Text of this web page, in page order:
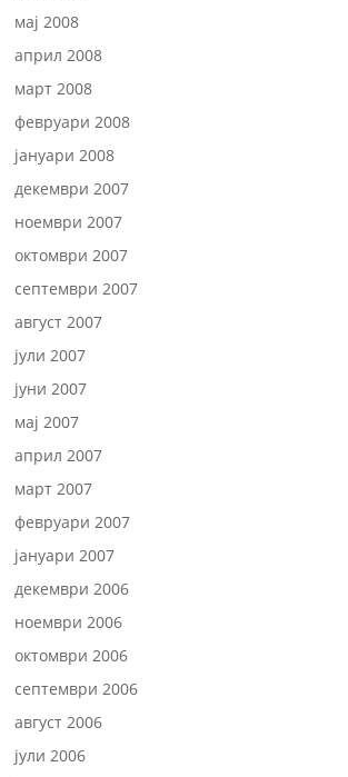
мај 2008
април 2008
март 2008
февруари 2008
јануари 2008
декември 2007
ноември 2007
октомври 2007
септември 2007
август 2007
јули 2007
јуни 2007
мај 2007
април 2007
март 2007
февруари 2007
јануари 2007
декември 2006
ноември 2006
октомври 2006
септември 2006
август 2006
јули 2006